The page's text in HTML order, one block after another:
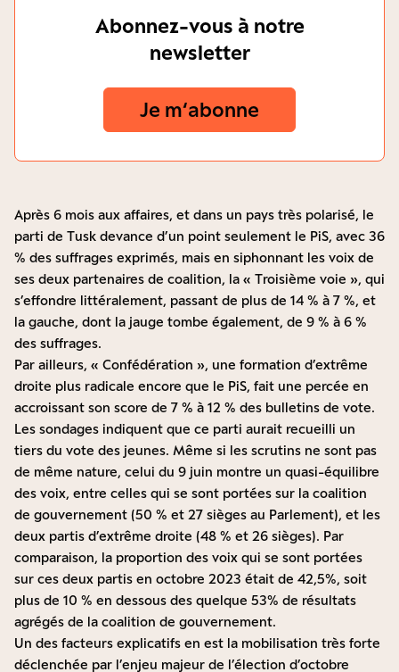
Abonnez-vous à notre
newsletter
Je m‘abonne
Après 6 mois aux affaires, et dans un pays très polarisé, le
parti de Tusk devance d’un point seulement le PiS, avec 36
% des suffrages exprimés, mais en siphonnant les voix de
ses deux partenaires de coalition, la « Troisième voie », qui
s’effondre littéralement, passant de plus de 14 % à 7 %, et
la gauche, dont la jauge tombe également, de 9 % à 6 %
des suffrages.
Par ailleurs, « Confédération », une formation d’extrême
droite plus radicale encore que le PiS, fait une percée en
accroissant son score de 7 % à 12 % des bulletins de vote.
Les sondages indiquent que ce parti aurait recueilli un
tiers du vote des jeunes. Même si les scrutins ne sont pas
de même nature, celui du 9 juin montre un quasi-équilibre
des voix, entre celles qui se sont portées sur la coalition
de gouvernement (50 % et 27 sièges au Parlement), et les
deux partis d’extrême droite (48 % et 26 sièges). Par
comparaison, la proportion des voix qui se sont portées
sur ces deux partis en octobre 2023 était de 42,5%, soit
plus de 10 % en dessous des quelque 53% de résultats
agrégés de la coalition de gouvernement.
Un des facteurs explicatifs en est la mobilisation très forte
déclenchée par l’enjeu majeur de l’élection d’octobre